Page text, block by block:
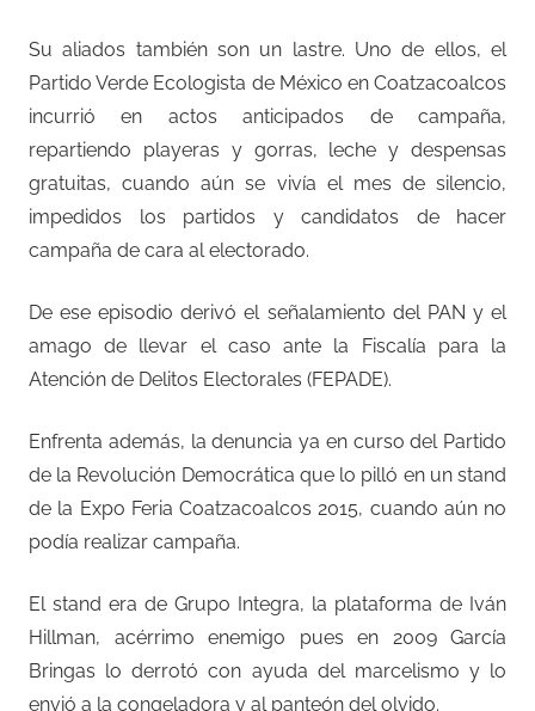
Su aliados también son un lastre. Uno de ellos, el
Partido Verde Ecologista de México en Coatzacoalcos
incurrió en actos anticipados de campaña,
repartiendo playeras y gorras, leche y despensas
gratuitas, cuando aún se vivía el mes de silencio,
impedidos los partidos y candidatos de hacer
campaña de cara al electorado.
De ese episodio derivó el señalamiento del PAN y el
amago de llevar el caso ante la Fiscalía para la
Atención de Delitos Electorales (FEPADE).
Enfrenta además, la denuncia ya en curso del Partido
de la Revolución Democrática que lo pilló en un stand
de la Expo Feria Coatzacoalcos 2015, cuando aún no
podía realizar campaña.
El stand era de Grupo Integra, la plataforma de Iván
Hillman, acérrimo enemigo pues en 2009 García
Bringas lo derrotó con ayuda del marcelismo y lo
envió a la congeladora y al panteón del olvido.